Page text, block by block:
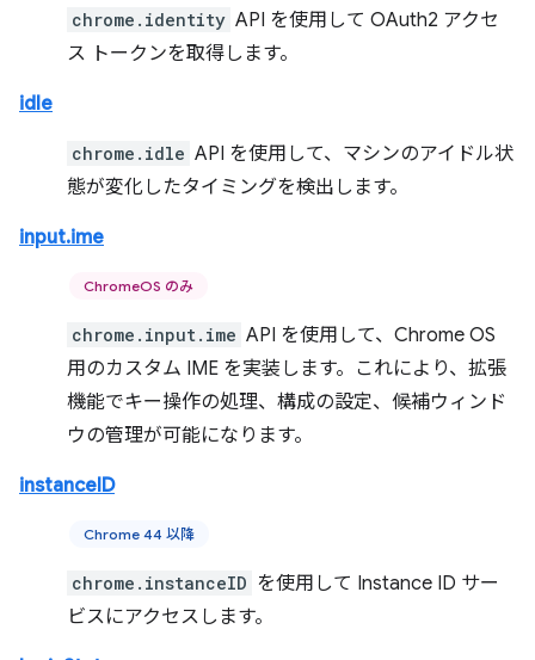
chrome.identity API を使用して OAuth2 アクセ
ス トークンを取得します。
idle
chrome.idle API を使用して、マシンのアイドル状
態が変化したタイミングを検出します。
input.ime
ChromeOS のみ
chrome.input.ime API を使用して、Chrome OS
用のカスタム IME を実装します。これにより、拡張
機能でキー操作の処理、構成の設定、候補ウィンド
ウの管理が可能になります。
instanceID
Chrome 44 以降
chrome.instanceID を使用して Instance ID サー
ビスにアクセスします。